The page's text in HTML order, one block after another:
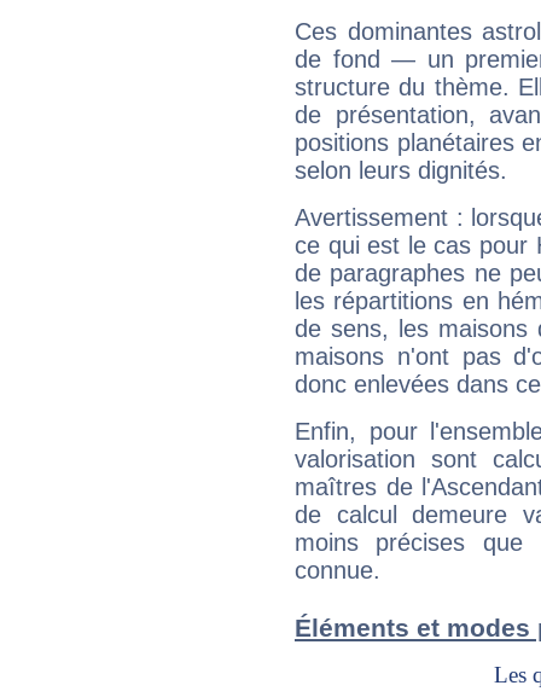
Ces dominantes
de fond — un
structure du thème.
de présentation,
positions planétaires
selon leurs dignités.
Avertissement :
ce qui est le cas pour
de paragraphes ne
les répartitions en
de sens, les maisons
maisons n'ont pas
donc enlevées dans
Enfin, pour
valorisation sont
maîtres de
de calcul demeure
moins précises que
connue.
Éléments et modes